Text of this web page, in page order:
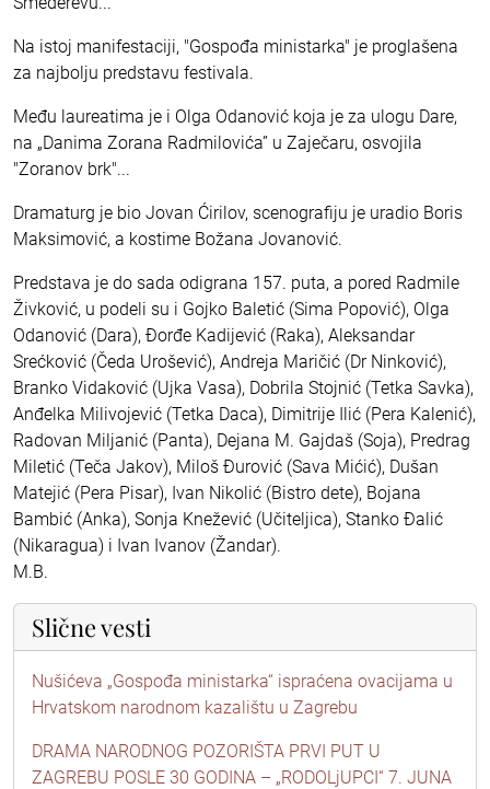
Na istoj manifestaciji, "Gospođa ministarka" je proglašena
za najbolju predstavu festivala.
Među laureatima je i Olga Odanović koja je za ulogu Dare,
na „Danima Zorana Radmilovića” u Zaječaru, osvojila
"Zoranov brk"...
Dramaturg je bio Jovan Ćirilov, scenografiju je uradio Boris
Maksimović, a kostime Božana Jovanović.
Predstava je do sada odigrana 157. puta, a pored Radmile
Živković, u podeli su i Gojko Baletić (Sima Popović), Olga
Odanović (Dara), Đorđe Kadijević (Raka), Aleksandar
Srećković (Čeda Urošević), Andreja Maričić (Dr Ninković),
Branko Vidaković (Ujka Vasa), Dobrila Stojnić (Tetka Savka),
Anđelka Milivojević (Tetka Daca), Dimitrije Ilić (Pera Kalenić),
Radovan Miljanić (Panta), Dejana M. Gajdaš (Soja), Predrag
Miletić (Teča Jakov), Miloš Đurović (Sava Mićić), Dušan
Matejić (Pera Pisar), Ivan Nikolić (Bistro dete), Bojana
Bambić (Anka), Sonja Knežević (Učiteljica), Stanko Đalić
(Nikaragua) i Ivan Ivanov (Žandar).
M.B.
Slične vesti
Nušićeva „Gospođa ministarka“ ispraćena ovacijama u
Hrvatskom narodnom kazalištu u Zagrebu
DRAMA NARODNOG POZORIŠTA PRVI PUT U
ZAGREBU POSLE 30 GODINA – „RODOLjUPCI“ 7. JUNA